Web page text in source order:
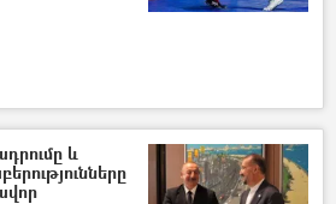
հայ հաղթանակ
և